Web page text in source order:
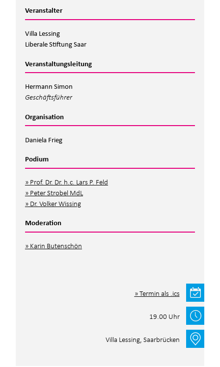
Veranstalter
Villa Lessing
Liberale Stiftung Saar
Veranstaltungsleitung
Hermann Simon
Geschäftsführer
Organisation
Daniela Frieg
Podium
Prof. Dr. Dr. h.c. Lars P. Feld
Peter Strobel MdL
Dr. Volker Wissing
Moderation
Karin Butenschön
Termin als .ics
19.00 Uhr
Villa Lessing, Saarbrücken